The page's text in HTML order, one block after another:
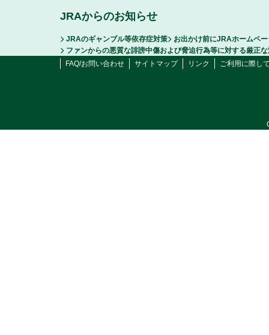
JRAからのお知らせ
JRAのギャンブル等依存症対策
お出かけ前にJRAホームペ
ファンからの悪質な誹謗中傷および脅迫行為等に対する厳正
FAQ/お問い合わせ
サイトマップ リンク ご利用に際し